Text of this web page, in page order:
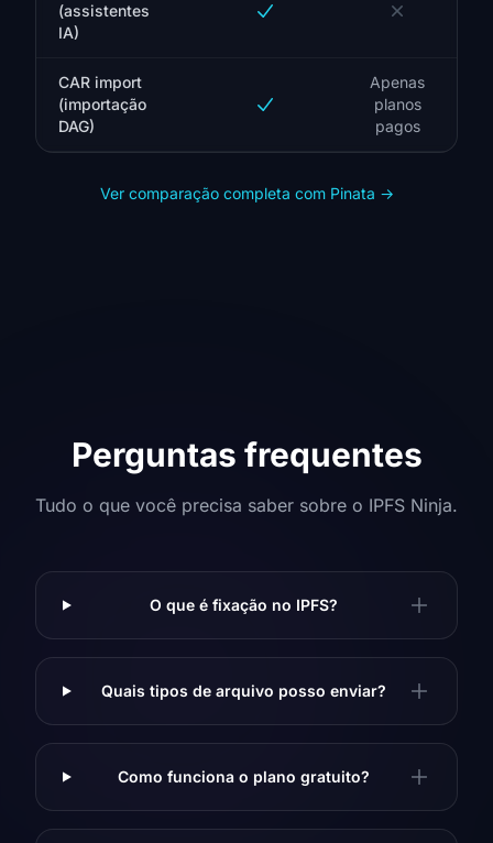
(assistentes
IA)
CAR import
(importação
DAG)
Apenas
planos
pagos
Ver comparação completa com Pinata →
Perguntas frequentes
Tudo o que você precisa saber sobre o IPFS Ninja.
O que é fixação no IPFS?
Quais tipos de arquivo posso enviar?
Como funciona o plano gratuito?